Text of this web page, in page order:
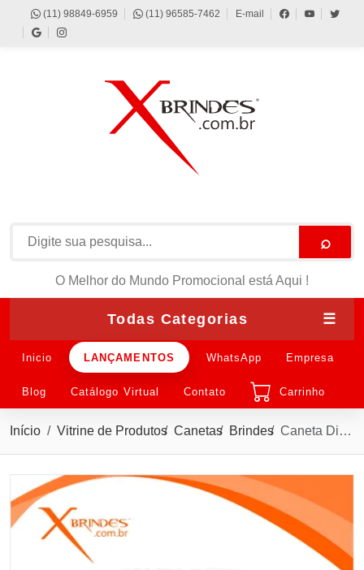
(11) 98849-6959 (11) 96585-7462 E-mail
⌕
O Melhor do Mundo Promocional está Aqui !
Todas Categorias ☰
Inicio LANÇAMENTOS WhatsApp Empresa
Blog Catálogo Virtual Contato Carrinho
Início Vitrine de Produtos Canetas Brindes Caneta Diamante corpo em Metal com acionamento por Rotação X08175